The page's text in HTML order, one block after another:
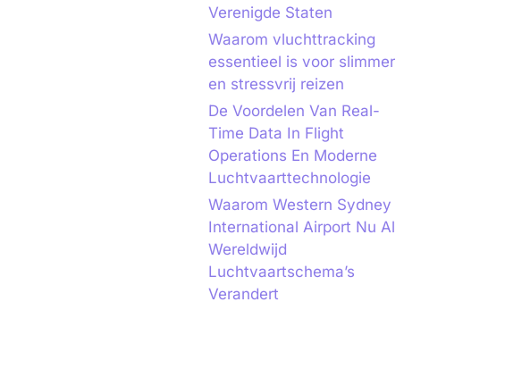
Verenigde Staten
Waarom vluchttracking
essentieel is voor slimmer
en stressvrij reizen
De Voordelen Van Real-
Time Data In Flight
Operations En Moderne
Luchtvaarttechnologie
Waarom Western Sydney
International Airport Nu Al
Wereldwijd
Luchtvaartschema’s
Verandert